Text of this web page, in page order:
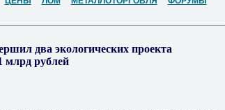
два экологических проекта
млрд рублей